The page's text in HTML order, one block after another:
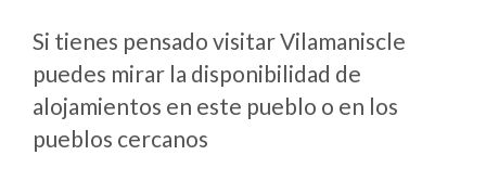
Si tienes pensado visitar Vilamaniscle
puedes mirar la disponibilidad de
alojamientos en este pueblo o en los
pueblos cercanos